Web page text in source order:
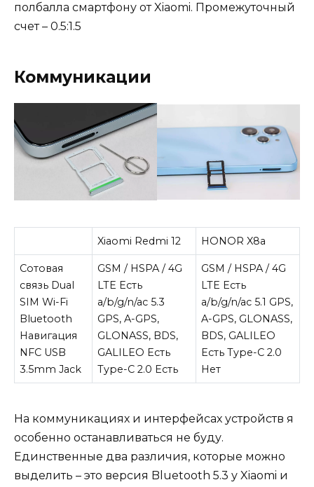
полбалла смартфону от Xiaomi. Промежуточный
счет – 0.5:1.5
Коммуникации
Xiaomi Redmi 12 HONOR X8a
Сотовая
связь Dual
SIM Wi-Fi
Bluetooth
Навигация
NFC USB
3.5mm Jack
GSM / HSPA / 4G
LTE Есть
a/b/g/n/ac 5.3
GPS, A-GPS,
GLONASS, BDS,
GALILEO Есть
Type-C 2.0 Есть
GSM / HSPA / 4G
LTE Есть
a/b/g/n/ac 5.1 GPS,
A-GPS, GLONASS,
BDS, GALILEO
Есть Type-C 2.0
Нет
На коммуникациях и интерфейсах устройств я
особенно останавливаться не буду.
Единственные два различия, которые можно
выделить – это версия Bluetooth 5.3 у Xiaomi и